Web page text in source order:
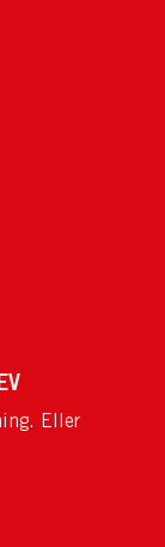
Eller